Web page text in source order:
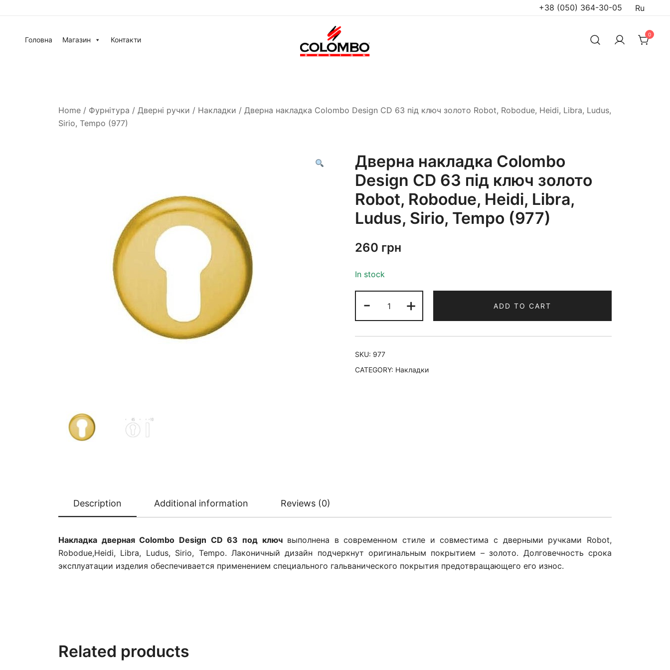
+38 (050) 364-30-05 Ru
Головна Магазин Контакти
0
Home / Фурнітура / Дверні ручки / Накладки / Дверна накладка Colombo Design CD 63 під ключ золото Robot, Robodue, Heidi, Libra, Ludus,
Sirio, Tempo (977)
Дверна накладка Colombo
Design CD 63 під ключ золото
Robot, Robodue, Heidi, Libra,
Ludus, Sirio, Tempo (977)
260 грн
In stock
- + ADD TO CART
SKU: 977
CATEGORY: Накладки
Description Additional information Reviews (0)
Накладка дверная Colombo Design CD 63 под ключвыполнена в современном стиле и совместима с дверными ручками Robot,
Robodue,Heidi, Libra, Ludus, Sirio, Tempo. Лаконичный дизайн подчеркнут оригинальным покрытием – золото. Долговечность срока
эксплуатации изделия обеспечивается применением специального гальванического покрытия предотвращающего его износ.
Related products